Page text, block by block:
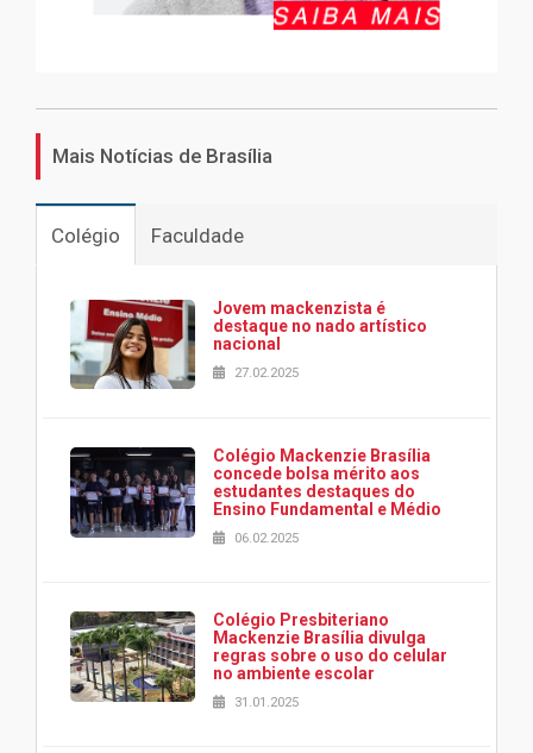
Mais Notícias de Brasília
Colégio Faculdade
Jovem mackenzista é
destaque no nado artístico
nacional
27.02.2025
Colégio Mackenzie Brasília
concede bolsa mérito aos
estudantes destaques do
Ensino Fundamental e Médio
06.02.2025
Colégio Presbiteriano
Mackenzie Brasília divulga
regras sobre o uso do celular
no ambiente escolar
31.01.2025